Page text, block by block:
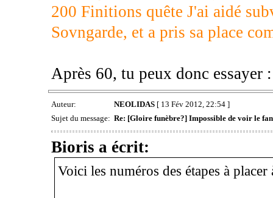
200 Finitions quête J'ai aidé
Sovngarde, et a pris sa place
Après 60, tu peux donc essayer
Auteur: NEOLIDAS[ 13 Fév 2012, 22:54 ]
Sujet du message: Re: [Gloire funèbre?] Impossible de voir le
Bioris a écrit:
Voici les numéros des étapes à